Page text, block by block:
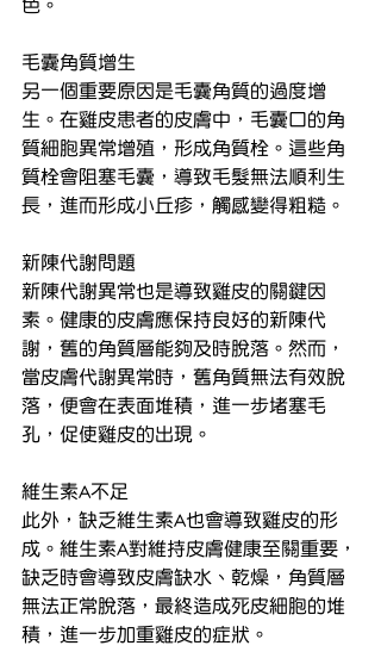
色。
毛囊角質增生
另一個重要原因是毛囊角質的過度增
生。在雞皮患者的皮膚中，毛囊口的角
質細胞異常增殖，形成角質栓。這些角
質栓會阻塞毛囊，導致毛髮無法順利生
長，進而形成小丘疹，觸感變得粗糙。
新陳代謝問題
新陳代謝異常也是導致雞皮的關鍵因
素。健康的皮膚應保持良好的新陳代
謝，舊的角質層能夠及時脫落。然而，
當皮膚代謝異常時，舊角質無法有效脫
落，便會在表面堆積，進一步堵塞毛
孔，促使雞皮的出現。
維生素A不足
此外，缺乏維生素A也會導致雞皮的形
成。維生素A對維持皮膚健康至關重要，
缺乏時會導致皮膚缺水、乾燥，角質層
無法正常脫落，最終造成死皮細胞的堆
積，進一步加重雞皮的症狀。